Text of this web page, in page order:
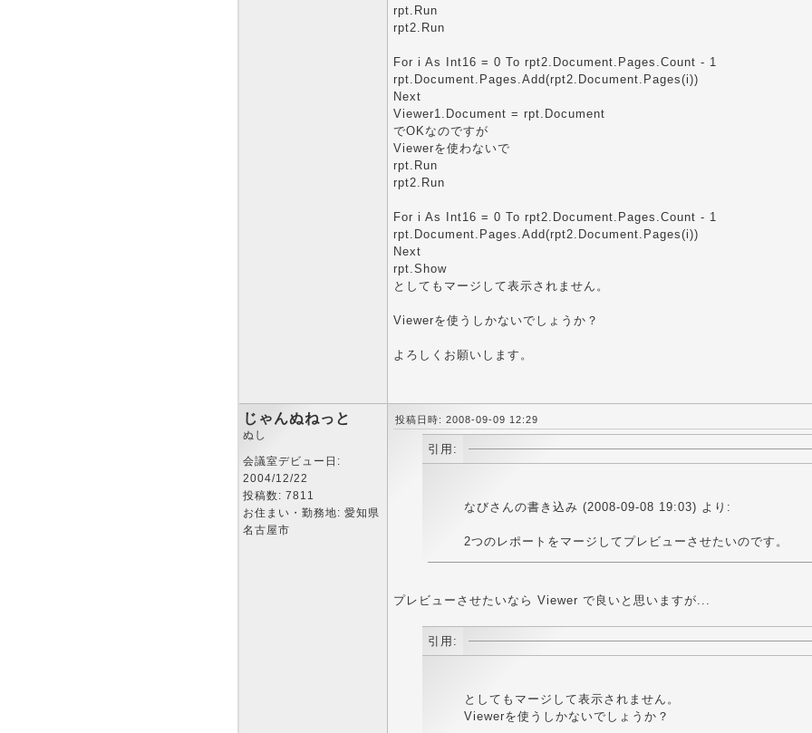
rpt.Run
rpt2.Run
For i As Int16 = 0 To rpt2.Document.Pages.Count - 1
rpt.Document.Pages.Add(rpt2.Document.Pages(i))
Next
Viewer1.Document = rpt.Document
でOKなのですが
Viewerを使わないで
rpt.Run
rpt2.Run
For i As Int16 = 0 To rpt2.Document.Pages.Count - 1
rpt.Document.Pages.Add(rpt2.Document.Pages(i))
Next
rpt.Show
としてもマージして表示されません。
Viewerを使うしかないでしょうか？
よろしくお願いします。
じゃんぬねっと
ぬし
会議室デビュー日:
2004/12/22
投稿数: 7811
お住まい・勤務地: 愛知県
名古屋市
投稿日時: 2008-09-09 12:29
引用:
なびさんの書き込み (2008-09-08 19:03) より:
2つのレポートをマージしてプレビューさせたいのです。
プレビューさせたいなら Viewer で良いと思いますが...
引用:
としてもマージして表示されません。
Viewerを使うしかないでしょうか？